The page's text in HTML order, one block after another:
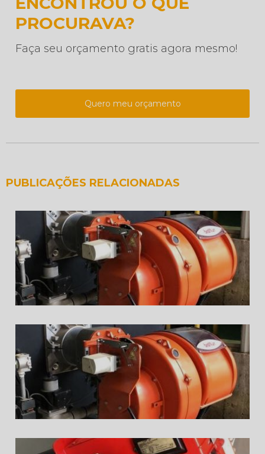
PROCURAVA?
Faça seu orçamento gratis agora mesmo!
Quero meu orçamento
PUBLICAÇÕES RELACIONADAS